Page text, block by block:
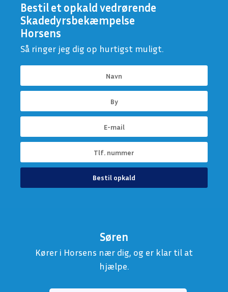
Bestil et opkald vedrørende
Skadedyrsbekæmpelse
Horsens
Så ringer jeg dig op hurtigst muligt.
Bestil opkald
Søren
Kører i Horsens nær dig, og er klar til at
hjælpe.